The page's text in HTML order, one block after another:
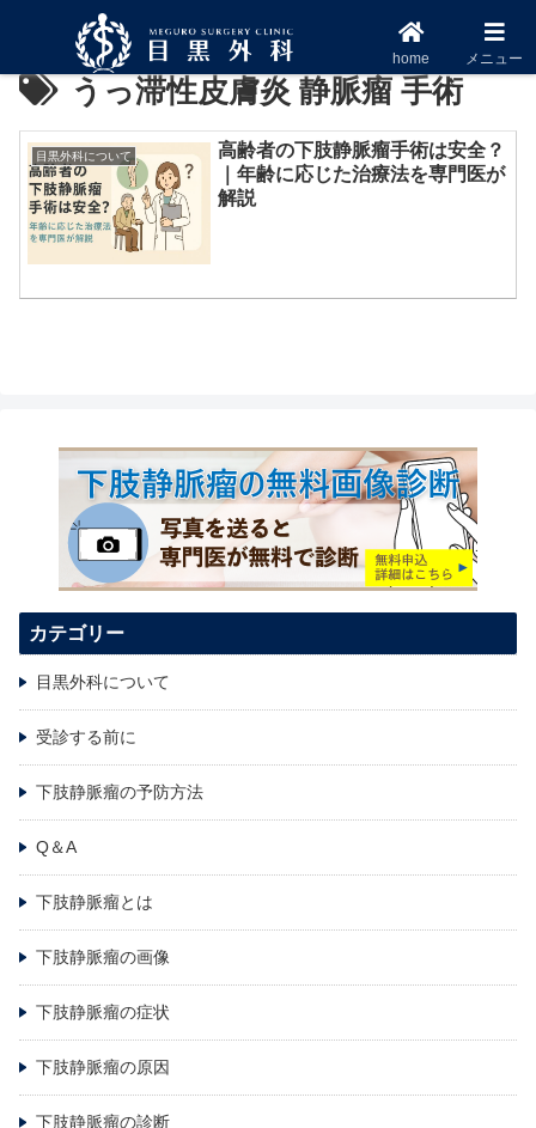
うっ滞性皮膚炎 静脈瘤 手術
目黒外科について
高齢者の下肢静脈瘤手術は安全？
｜年齢に応じた治療法を専門医が
解説
カテゴリー
目黒外科について
受診する前に
下肢静脈瘤の予防方法
Q＆A
下肢静脈瘤とは
下肢静脈瘤の画像
下肢静脈瘤の症状
下肢静脈瘤の原因
下肢静脈瘤の診断
home メニュー